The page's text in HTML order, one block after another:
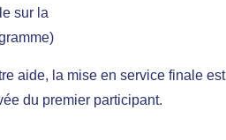
sur la
aide, la mise en service finale est
du premier participant.